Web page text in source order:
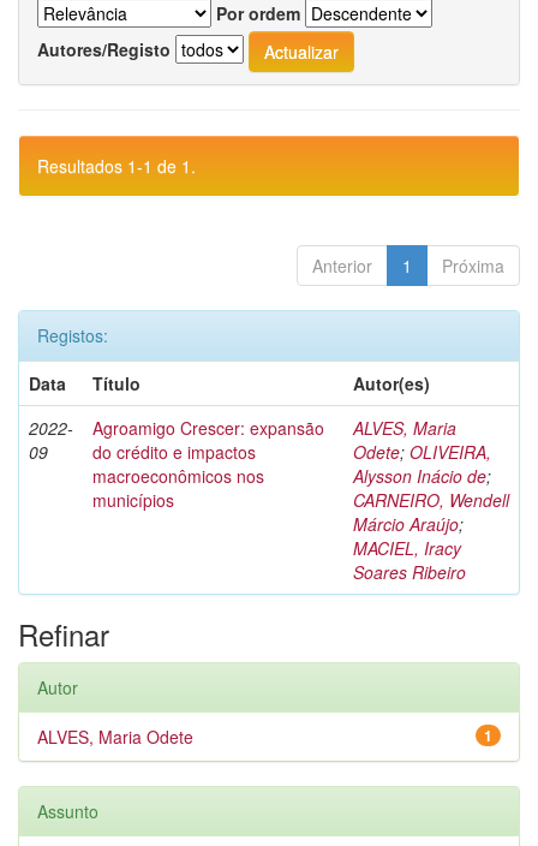
Por ordem
Autores/Registo
Resultados 1-1 de 1.
Anterior 1 Próxima
Registos:
Data
Título
Autor(es)
2022-
09
Agroamigo Crescer: expansão
do crédito e impactos
macroeconômicos nos
municípios
ALVES, Maria
Odete; OLIVEIRA,
Alysson Inácio de;
CARNEIRO, Wendell
Márcio Araújo;
MACIEL, Iracy
Soares Ribeiro
Refinar
Autor
1
ALVES, Maria Odete
Assunto